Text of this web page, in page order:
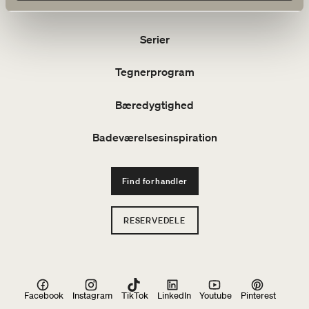
Serier
Tegnerprogram
Bæredygtighed
Badeværelsesinspiration
Find forhandler
RESERVEDELE
Facebook Instagram TikTok LinkedIn Youtube Pinterest